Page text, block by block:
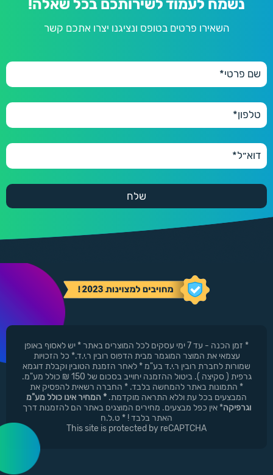
נשמח לעמוד לשירותכם בכל שאלה!
השאירו פרטים בטופס ונציגנו יצרו אתכם קשר
* זמן הכנה - עד 7 ימי עסקים לכל המוצרים באתר * יש לאסוף באופן
עצמאי את המוצר המוגמר מבית הדפוס רובין ר.י.ד.* כל הזכויות
שמורות לחברת רובין ר.י.ד בע"מ * לאחר הזמנת הטובין וקבלת דוגמא
גרפית ( סקיצה ). ביטול ההזמנה יחוייב בסכום של 150 ₪ כולל מע"מ.
* התמונות באתר להמחשה בלבד. * החברה רשאית להפסיק את
המבצעים בכל עת וללא התראה מוקדמת. * המחיר אינו כולל מע"מ
וגרפיקה* אין כפל מבצעים. מחירים המוצגים באתר הם להזמנות דרך
האתר בלבד ! * ט.ל.ח
This site is protected by reCAPTCHA